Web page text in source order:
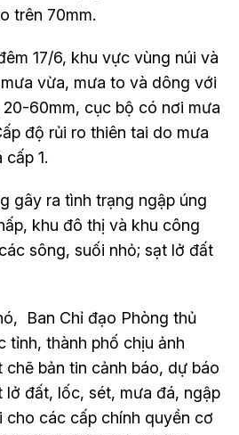
trên 70mm.
17/6, khu vực vùng núi và
vừa, mưa to và dông với
60mm, cục bộ có nơi mưa
độ rủi ro thiên tai do mưa
1.
gây ra tình trạng ngập úng
khu đô thị và khu công
sông, suối nhỏ; sạt lở đất
Ban Chỉ đạo Phòng thủ
tỉnh, thành phố chịu ảnh
bản tin cảnh báo, dự báo
lở đất, lốc, sét, mưa đá, ngập
cho các cấp chính quyền cơ